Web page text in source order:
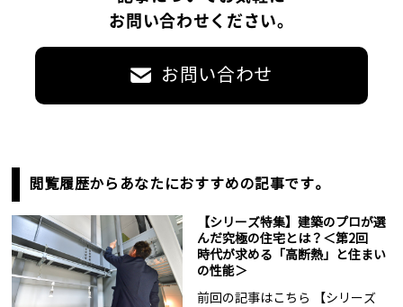
お問い合わせください。
お問い合わせ
閲覧履歴からあなたにおすすめの記事です。
【シリーズ特集】建築のプロが選
んだ究極の住宅とは？＜第2回
時代が求める「高断熱」と住まい
の性能＞
前回の記事はこちら 【シリーズ